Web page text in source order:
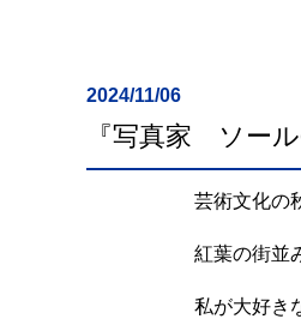
2024/11/06
『写真家 ソール
芸術文化の
紅葉の街並
私が大好き